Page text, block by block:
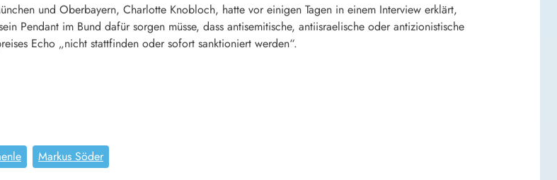
und Oberbayern, Charlotte Knobloch, hatte vor einigen Tagen in einem Interview erklärt,
Pendant im Bund dafür sorgen müsse, dass antisemitische, antiisraelische oder antizionistische
Echo „nicht stattfinden oder sofort sanktioniert werden“.
Markus Söder